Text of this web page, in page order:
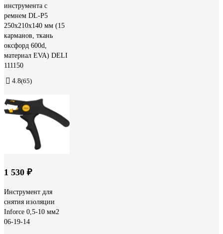
инструмента с
ремнем DL-P5
250x210x140 мм (15
карманов, ткань
оксфорд 600d,
материал EVA) DELI
111150
4.8(65)
1 530 ₽
Инструмент для
снятия изоляции
Inforce 0,5-10 мм2
06-19-14